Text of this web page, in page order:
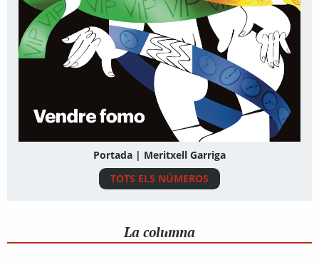
Portada | Meritxell Garriga
TOTS ELS NÚMEROS
La columna